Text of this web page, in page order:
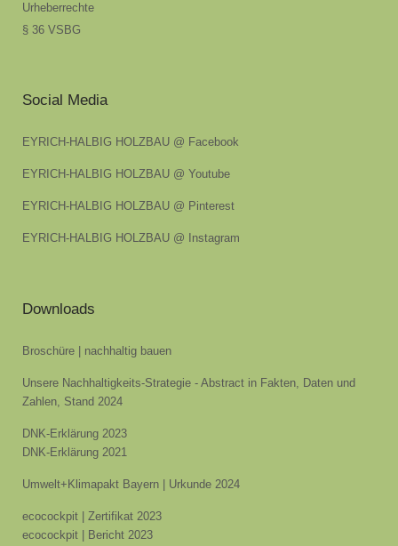
Urheberrechte
§ 36 VSBG
Social Media
EYRICH-HALBIG HOLZBAU @ Facebook
EYRICH-HALBIG HOLZBAU @ Youtube
EYRICH-HALBIG HOLZBAU @ Pinterest
EYRICH-HALBIG HOLZBAU @ Instagram
Downloads
Broschüre | nachhaltig bauen
Unsere Nachhaltigkeits-Strategie - Abstract in Fakten, Daten und
Zahlen, Stand 2024
DNK-Erklärung 2023
DNK-Erklärung 2021
Umwelt+Klimapakt Bayern | Urkunde 2024
ecocockpit | Zertifikat 2023
ecocockpit | Bericht 2023